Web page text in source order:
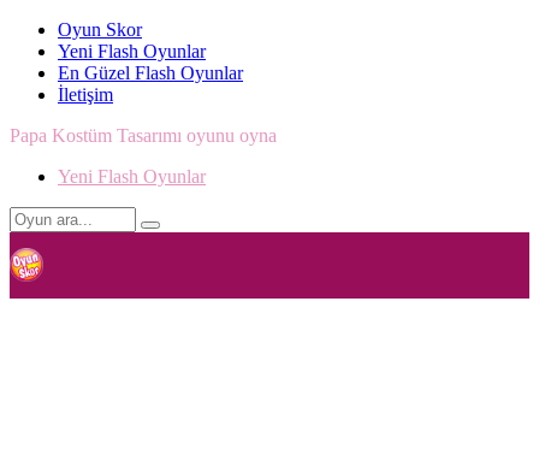
Oyun Skor
Yeni Flash Oyunlar
En Güzel Flash Oyunlar
İletişim
Papa Kostüm Tasarımı oyunu oyna
Yeni Flash Oyunlar